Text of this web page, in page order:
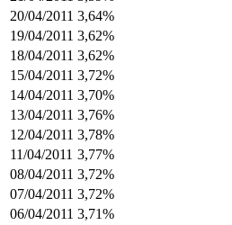
20/04/2011 3,64%
19/04/2011 3,62%
18/04/2011 3,62%
15/04/2011 3,72%
14/04/2011 3,70%
13/04/2011 3,76%
12/04/2011 3,78%
11/04/2011 3,77%
08/04/2011 3,72%
07/04/2011 3,72%
06/04/2011 3,71%